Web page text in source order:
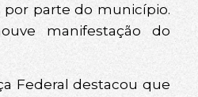
por parte do município.
manifestação do
Federal destacou que